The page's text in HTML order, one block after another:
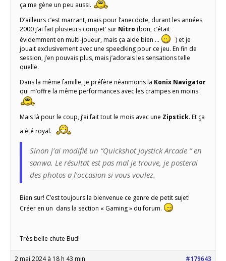
ça me gène un peu aussi.
D’ailleurs c’est marrant, mais pour l’anecdote, durant les années
2000 j’ai fait plusieurs compet’ sur Nitro (bon, c’était
évidemment en multi-joueur, mais ça aide bien …
) et je
jouait exclusivement avec une speedking pour ce jeu. En fin de
session, j’en pouvais plus, mais j’adorais les sensations telle
quelle.
Dans la même famille, je préfère néanmoins la Konix Navigator
qui m’offre la même performances avec les crampes en moins.
Mais là pour le coup, j’ai fait tout le mois avec une Zipstick. Et ça
a été royal.
Sinon j’ai modifié un “Quickshot Joystick Arcade ” en
sanwa. Le résultat est pas mal je trouve, je posterai
des photos a l’occasion si vous voulez.
Bien sur! C’est toujours la bienvenue ce genre de petit sujet!
Créer en un dans la section « Gaming » du forum.
Très belle chute Bud!
2 mai 2024 à 18 h 43 min #179643